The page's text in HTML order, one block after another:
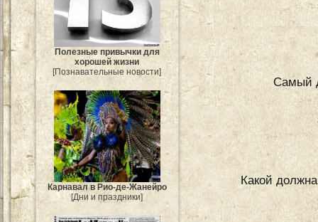
Полезные привычки для
хорошей жизни
[Познавательные новости]
Карнавал в Рио-де-Жанейро
[Дни и праздники]
Самый
Какой